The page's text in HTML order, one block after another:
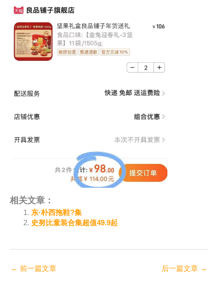
相关文章：
东·朴西拖鞋?️集
史努比童装合集超值49.9起
← 前一篇文章 后一篇文章 →